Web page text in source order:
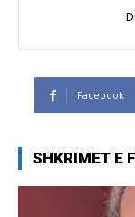
Facebook
SHKRIMET E